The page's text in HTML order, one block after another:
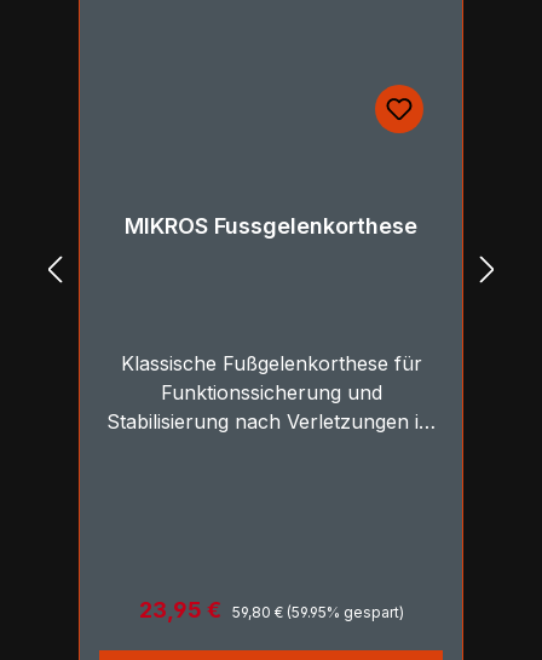
MIKROS Fussgelenkorthese
Klassische Fußgelenkorthese für
Funktionssicherung und
Stabilisierung nach Verletzungen im
Verkaufspreis:
23,95 € Regulärer Preis:
59,80 € (59.95% gespart)